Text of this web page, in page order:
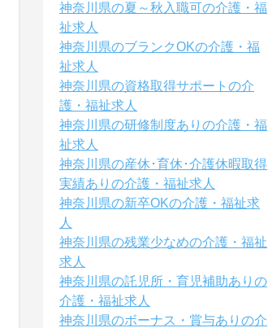
神奈川県の夏～秋入職可の介護・福
祉求人
神奈川県のブランクOKの介護・福
祉求人
神奈川県の資格取得サポートの介
護・福祉求人
神奈川県の研修制度ありの介護・福
祉求人
神奈川県の産休･育休･介護休暇取得
実績ありの介護・福祉求人
神奈川県の新卒OKの介護・福祉求
人
神奈川県の残業少なめの介護・福祉
求人
神奈川県の託児所・育児補助ありの
介護・福祉求人
神奈川県のボーナス・賞与ありの介